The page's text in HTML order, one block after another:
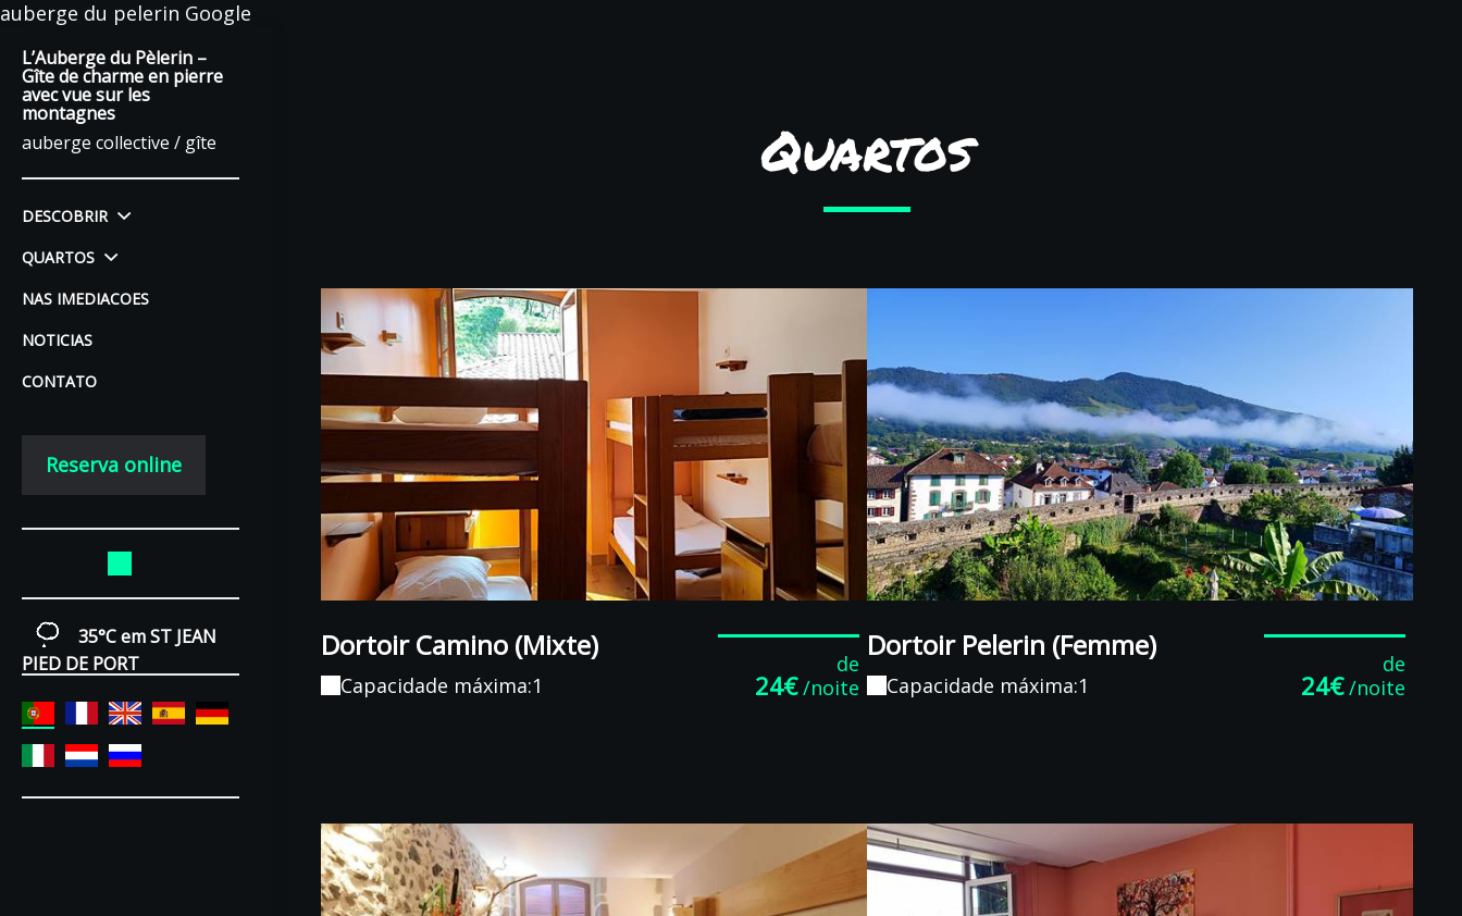
auberge du pelerin Google
L’Auberge du Pèlerin –
Gîte de charme en pierre
avec vue sur les
montagnes
auberge collective / gîte
DESCOBRIR
QUARTOS
NAS IMEDIACOES
NOTICIAS
CONTATO
Reserva online
35°Cem ST JEAN
PIED DE PORT
Quartos
Dortoir Camino (Mixte)
Capacidade máxima:1
de
24€/noite
Dortoir Pelerin (Femme)
Capacidade máxima:1
de
24€/noite